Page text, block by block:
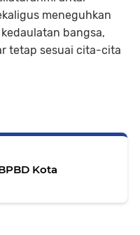
meneguhkan
bangsa,
tetap sesuai cita-cita
Kota